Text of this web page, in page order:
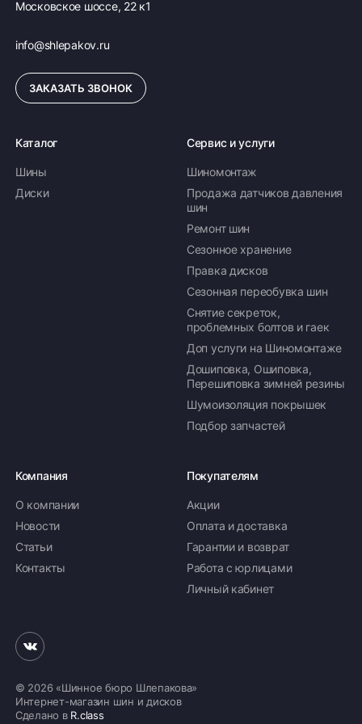
температурах воздуха.
Год выпуска модели и страна производитель
Разработка и производство данной модели шины
осуществляется компанией Sailun Group с 2020
строгий контроль качества всех этапов
Заключение
Автомобильная шина Sailun ATREZZO 4SEASONS
PRO сочетает в себе современные технические
решения и надежность европейского уровня,
предлагая водителю комфорт, безопасность и
уверенность в управлении автомобилем
независимо от условий дорожного покрытия.
Московское шоссе, 22 к1
info@shlepakov.ru
ЗАКАЗАТЬ ЗВОНОК
Каталог
Шины
Диски
Сервис и услуги
Шиномонтаж
Продажа датчиков давления
шин
Ремонт шин
Сезонное хранение
Правка дисков
Сезонная переобувка шин
Снятие секреток,
проблемных болтов и гаек
Доп услуги на Шиномонтаже
Дошиповка, Ошиповка,
Перешиповка зимней резины
Шумоизоляция покрышек
Подбор запчастей
Компания
О компании
Новости
Статьи
Контакты
Покупателям
Акции
Оплата и доставка
Гарантии и возврат
Работа с юрлицами
Личный кабинет
© 2026 «Шинное бюро Шлепакова»
Интернет-магазин шин и дисков
Сделано в R.class